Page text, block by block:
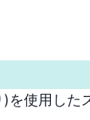
使用し